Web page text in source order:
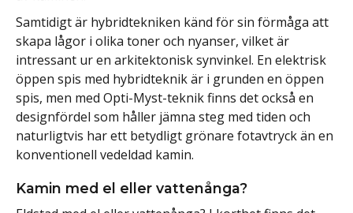
Samtidigt är hybridtekniken känd för sin förmåga att
skapa lågor i olika toner och nyanser, vilket är
intressant ur en arkitektonisk synvinkel. En elektrisk
öppen spis med hybridteknik är i grunden en öppen
spis, men med Opti-Myst-teknik finns det också en
designfördel som håller jämna steg med tiden och
naturligtvis har ett betydligt grönare fotavtryck än en
konventionell vedeldad kamin.
Kamin med el eller vattenånga?